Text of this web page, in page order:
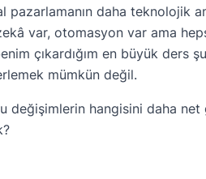
daha teknolojik
var, otomasyon var ama
çıkardığım en büyük ders
mümkün değil.
hangisini daha net